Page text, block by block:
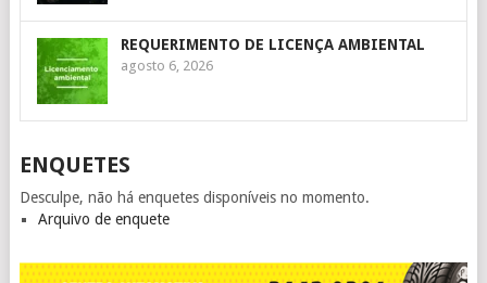
REQUERIMENTO DE LICENÇA AMBIENTAL
agosto 6, 2026
ENQUETES
Desculpe, não há enquetes disponíveis no momento.
Arquivo de enquete